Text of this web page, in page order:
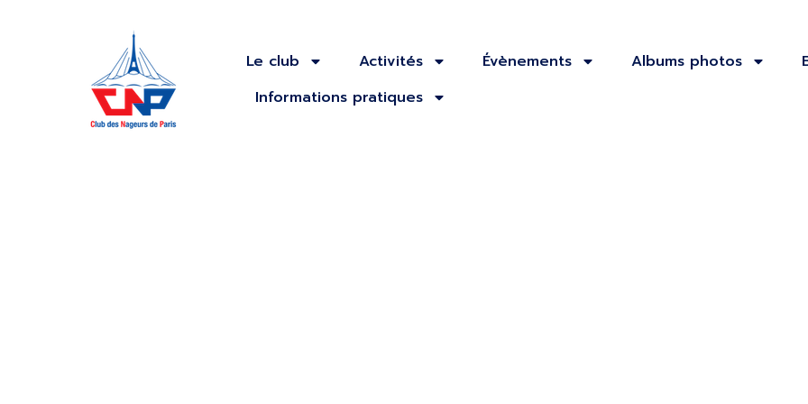
Le club Activités Évènements Albums photos
Informations pratiques